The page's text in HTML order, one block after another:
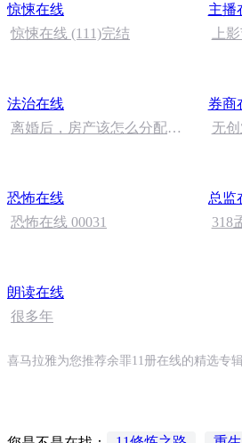
惊悚在线
惊悚在线 (111)完结
主播
上
法治在线
离婚后，房产该怎么分配？
券商
无
恐怖在线
恐怖在线 00031
总监
318
朗读在线
很多年
喜马拉雅为您推荐余罪11册在线的精选专